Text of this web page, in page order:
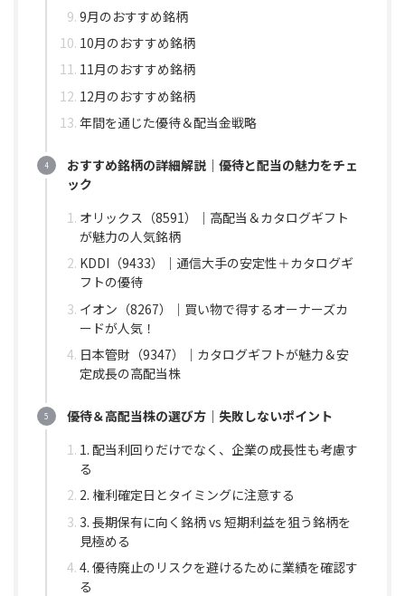
9月のおすすめ銘柄
10月のおすすめ銘柄
11月のおすすめ銘柄
12月のおすすめ銘柄
年間を通じた優待＆配当金戦略
おすすめ銘柄の詳細解説｜優待と配当の魅力をチェ
ック
オリックス（8591）｜高配当＆カタログギフト
が魅力の人気銘柄
KDDI（9433）｜通信大手の安定性＋カタログギ
フトの優待
イオン（8267）｜買い物で得するオーナーズカ
ードが人気！
日本管財（9347）｜カタログギフトが魅力＆安
定成長の高配当株
優待＆高配当株の選び方｜失敗しないポイント
1. 配当利回りだけでなく、企業の成長性も考慮す
る
2. 権利確定日とタイミングに注意する
3. 長期保有に向く銘柄 vs 短期利益を狙う銘柄を
見極める
4. 優待廃止のリスクを避けるために業績を確認す
る